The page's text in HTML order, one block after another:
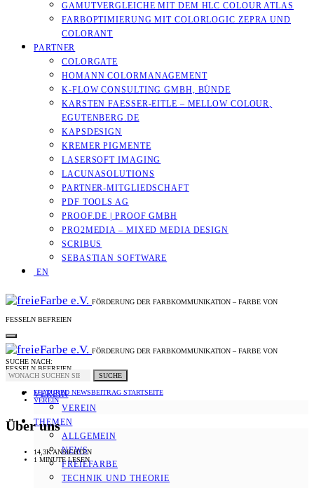
GAMUTVERGLEICHE MIT DEM HLC COLOUR ATLAS
FARBOPTIMIERUNG MIT COLORLOGIC ZEPRA UND
COLORANT
PARTNER
COLORGATE
HOMANN COLORMANAGEMENT
K-FLOW CONSULTING GMBH, BÜNDE
KARSTEN FAESSER-EITLE – MELLOW COLOUR, E
GUTENBERG.DE
KAPSDESIGN
KREMER PIGMENTE
LASERSOFT IMAGING
LACUNASOLUTIONS
PARTNER-MITGLIEDSCHAFT
PDF TOOLS AG
PROOF.DE | PROOF GMBH
PRO2MEDIA – MIXED MEDIA DESIGN
SCRIBUS
SEBASTIAN SOFTWARE
EN
FÖRDERUNG DER FARBKOMMUNIKATION – FARBE VON
FESSELN BEFREIEN
FÖRDERUNG DER FARBKOMMUNIKATION – FARBE VON
FESSELN BEFREIEN
VEREIN
VEREIN
THEMEN
ALLGEMEIN
NEWS
FREIEFARBE
TECHNIK UND THEORIE
SUCHE NACH:
SUCHE
FEATURED NEWSBEITRAG STARTSEITE
VEREIN
Über uns
14,3K ANSICHTEN
1 MINUTE LESEN